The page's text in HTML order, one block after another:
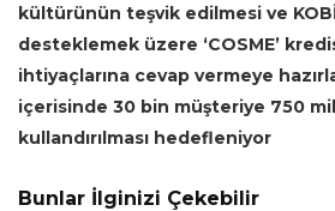
kültürünün teşvik edilmesi ve
desteklemek üzere ‘COSME’
ihtiyaçlarına cevap vermeye
içerisinde 30 bin müşteriye 750
kullandırılması hedefleniyor
Bunlar İlginizi Çekebilir